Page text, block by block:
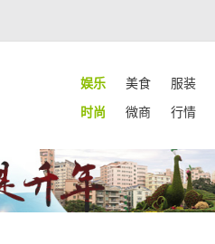
娱乐 美食 服装
时尚 微商 行情